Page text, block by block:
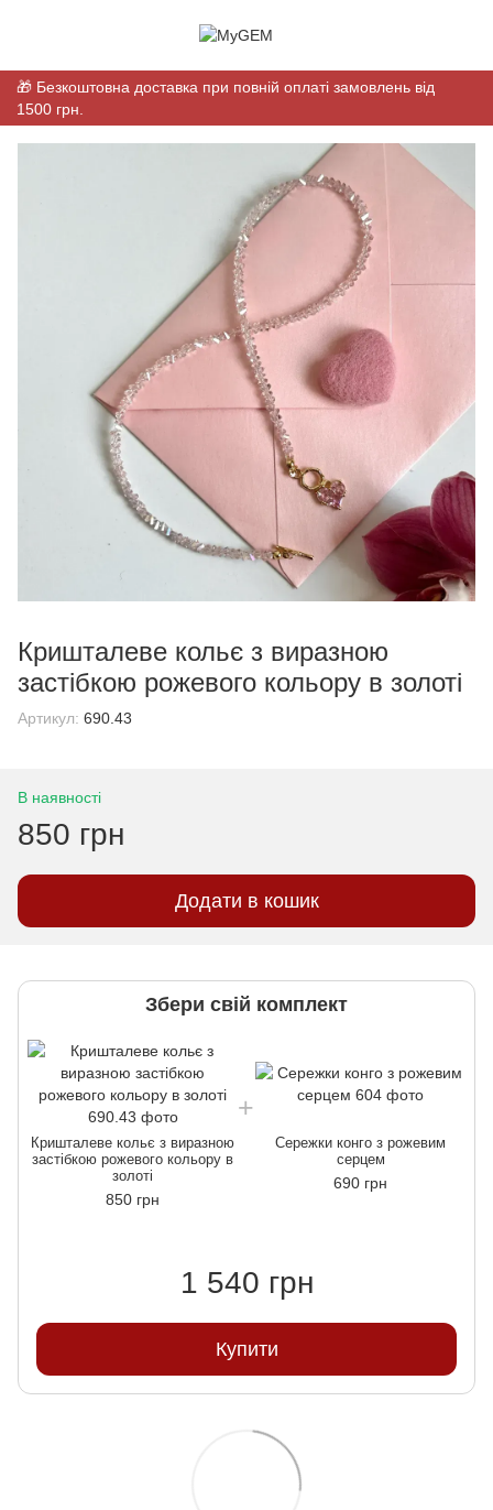
🎁 Безкоштовна доставка при повній оплаті замовлень від
1500 грн.
Кришталеве кольє з виразною
застібкою рожевого кольору в золоті
Артикул: 690.43
В наявності
850 грн
Додати в кошик
Збери свій комплект
Кришталеве кольє з виразною
застібкою рожевого кольору в
золоті
850 грн
Сережки конго з рожевим
серцем
690 грн
1 540 грн
Купити